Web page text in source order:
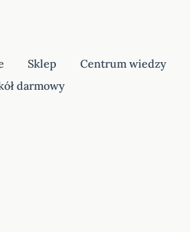
Sklep Centrum wiedzy
darmowy